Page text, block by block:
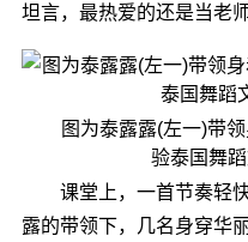
坦言，最热爱的还是当老师
图为泰露露(左一)带
验泰国舞
课堂上，一首节奏轻快
露的带领下，几名身穿华